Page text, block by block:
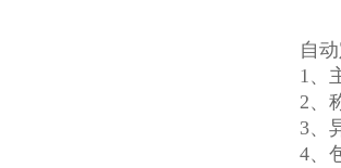
自
1、
2、
3、
4、